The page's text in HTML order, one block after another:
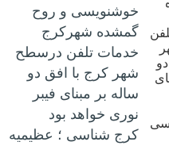
خوشنویسی و روح
گمشده شهرکرج
خدمات تلفن درسطح
شهر کرج با افق دو
ساله بر مبنای فیبر
نوری خواهد بود
کرج شناسی ؛ عظیمیه